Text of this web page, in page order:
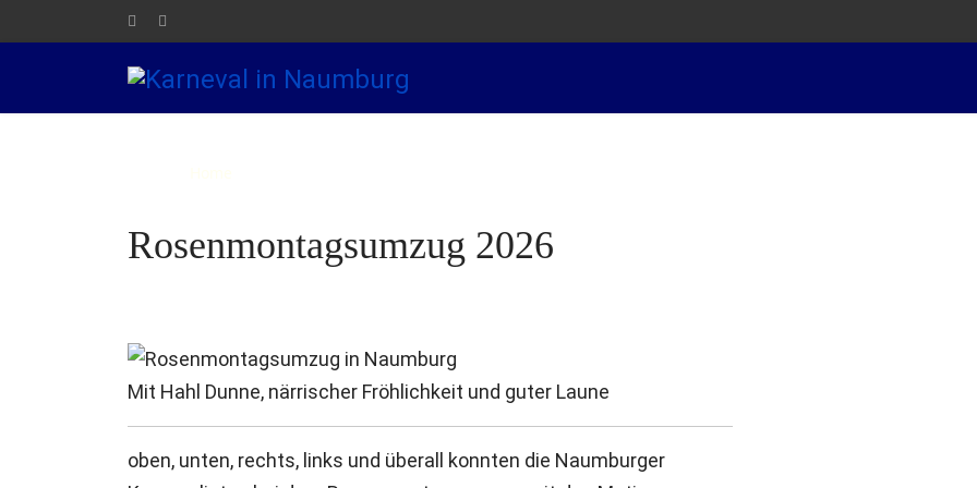
Rosenmontagsumzug 2026
Mit Hahl Dunne, närrischer Fröhlichkeit und guter Laune
oben, unten, rechts, links und überall konnten die Naumburger